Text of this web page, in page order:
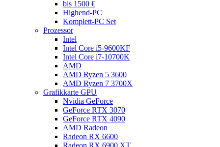
bis 1500 €
Highend-PC
Komplett-PC Set
Prozessor
Intel
Intel Core i5-9600KF
Intel Core i7-10700K
AMD
AMD Ryzen 5 3600
AMD Ryzen 7 3700X
Grafikkarte GPU
Nvidia GeForce
GeForce RTX 3070
GeForce RTX 4090
AMD Radeon
Radeon RX 6600
Radeon RX 6900 XT